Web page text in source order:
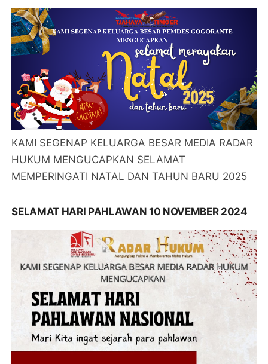
KAMI SEGENAP KELUARGA BESAR MEDIA RADAR
HUKUM MENGUCAPKAN SELAMAT
MEMPERINGATI NATAL DAN TAHUN BARU 2025
SELAMAT HARI PAHLAWAN 10 NOVEMBER 2024